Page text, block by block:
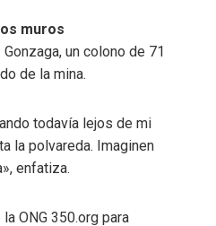
muros
un colono de 71
de la mina.
todavía lejos de mi
la polvareda. Imaginen
enfatiza.
ONG 350.org para